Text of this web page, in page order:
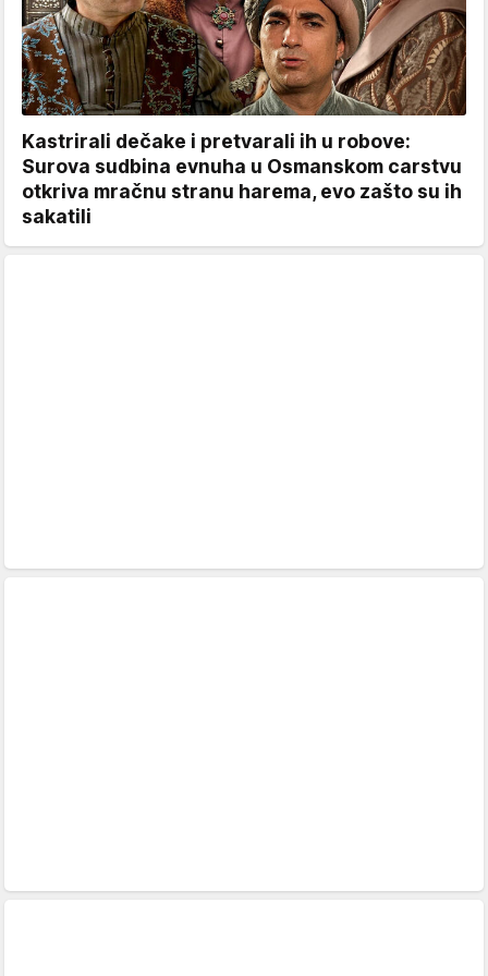
Kastrirali dečake i pretvarali ih u robove:
Surova sudbina evnuha u Osmanskom carstvu
otkriva mračnu stranu harema, evo zašto su ih
sakatili